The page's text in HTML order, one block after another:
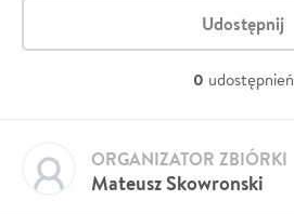
Udostępnij
0 udostępnień
Mateusz Skowronski
ORGANIZATOR ZBIÓRKI